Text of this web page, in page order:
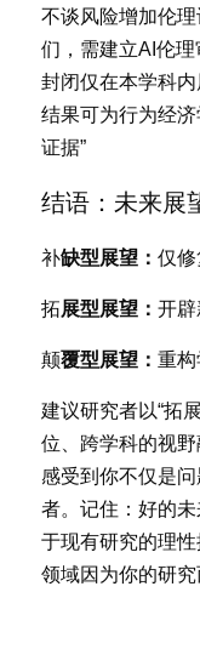
不谈风险增加伦
们，需建立AI伦
封闭仅在本学科
结果可为行为经济
证据”
结语：未来展
补缺型展望： 仅修
拓展型展望： 开辟
颠覆型展望： 重构
建议研究者以“拓
位、跨学科的视
感受到你不仅是
者。记住：好的
于现有研究的理
领域因为你的研